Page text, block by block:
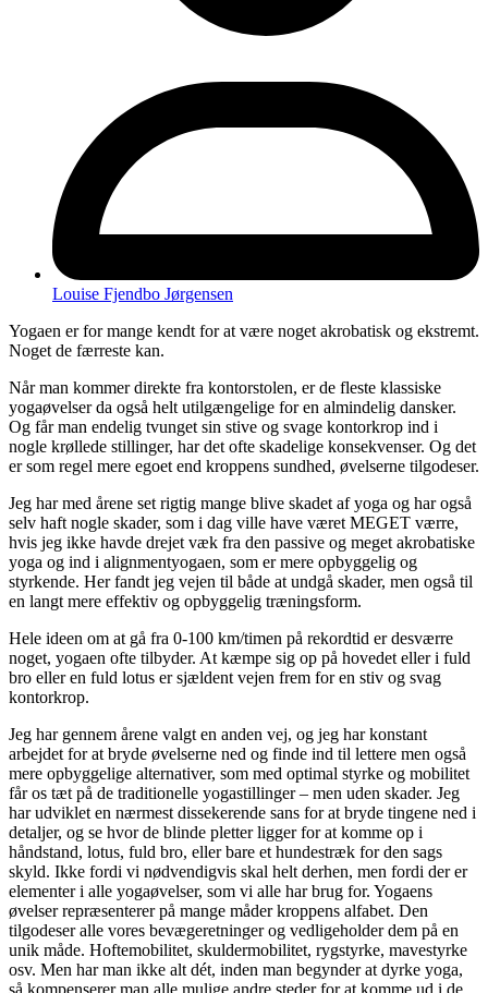
Louise Fjendbo Jørgensen
Yogaen er for mange kendt for at være noget akrobatisk og ekstremt.
Noget de færreste kan.
Når man kommer direkte fra kontorstolen, er de fleste klassiske
yogaøvelser da også helt utilgængelige for en almindelig dansker.
Og får man endelig tvunget sin stive og svage kontorkrop ind i
nogle krøllede stillinger, har det ofte skadelige konsekvenser. Og det
er som regel mere egoet end kroppens sundhed, øvelserne tilgodeser.
Jeg har med årene set rigtig mange blive skadet af yoga og har også
selv haft nogle skader, som i dag ville have været MEGET værre,
hvis jeg ikke havde drejet væk fra den passive og meget akrobatiske
yoga og ind i alignmentyogaen, som er mere opbyggelig og
styrkende. Her fandt jeg vejen til både at undgå skader, men også til
en langt mere effektiv og opbyggelig træningsform.
Hele ideen om at gå fra 0-100 km/timen på rekordtid er desværre
noget, yogaen ofte tilbyder. At kæmpe sig op på hovedet eller i fuld
bro eller en fuld lotus er sjældent vejen frem for en stiv og svag
kontorkrop.
Jeg har gennem årene valgt en anden vej, og jeg har konstant
arbejdet for at bryde øvelserne ned og finde ind til lettere men også
mere opbyggelige alternativer, som med optimal styrke og mobilitet
får os tæt på de traditionelle yogastillinger – men uden skader. Jeg
har udviklet en nærmest dissekerende sans for at bryde tingene ned i
detaljer, og se hvor de blinde pletter ligger for at komme op i
håndstand, lotus, fuld bro, eller bare et hundestræk for den sags
skyld. Ikke fordi vi nødvendigvis skal helt derhen, men fordi der er
elementer i alle yogaøvelser, som vi alle har brug for. Yogaens
øvelser repræsenterer på mange måder kroppens alfabet. Den
tilgodeser alle vores bevægeretninger og vedligeholder dem på en
unik måde. Hoftemobilitet, skuldermobilitet, rygstyrke, mavestyrke
osv. Men har man ikke alt dét, inden man begynder at dyrke yoga,
så kompenserer man alle mulige andre steder for at komme ud i de